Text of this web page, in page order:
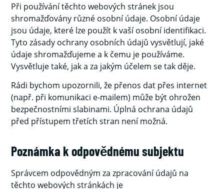
Při používání těchto webových stránek jsou
shromažďovány různé osobní údaje. Osobní údaje
jsou údaje, které lze použít k vaší osobní identifikaci.
Tyto zásady ochrany osobních údajů vysvětlují, jaké
údaje shromažďujeme a k čemu je používáme.
Vysvětluje také, jak a za jakým účelem se tak děje.
Rádi bychom upozornili, že přenos dat přes internet
(např. při komunikaci e-mailem) může být ohrožen
bezpečnostními slabinami. Úplná ochrana údajů
před přístupem třetích stran není možná.
Poznámka k odpovědnému subjektu
Správcem odpovědným za zpracování údajů na
těchto webových stránkách je